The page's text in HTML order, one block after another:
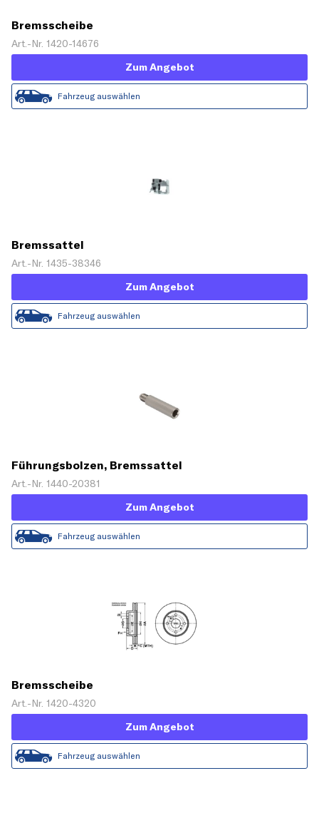
Bremsscheibe
Art.-Nr. 1420-14676
Zum Angebot
Fahrzeug auswählen
Bremssattel
Art.-Nr. 1435-38346
Zum Angebot
Fahrzeug auswählen
Führungsbolzen, Bremssattel
Art.-Nr. 1440-20381
Zum Angebot
Fahrzeug auswählen
Bremsscheibe
Art.-Nr. 1420-4320
Zum Angebot
Fahrzeug auswählen